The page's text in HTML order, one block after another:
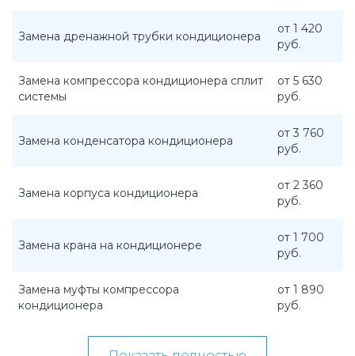
Замена дренажной трубки кондиционера
от 1 420
руб.
Замена компрессора кондиционера сплит
системы
от 5 630
руб.
Замена конденсатора кондиционера
от 3 760
руб.
Замена корпуса кондиционера
от 2 360
руб.
Замена крана на кондиционере
от 1 700
руб.
Замена муфты компрессора
кондиционера
от 1 890
руб.